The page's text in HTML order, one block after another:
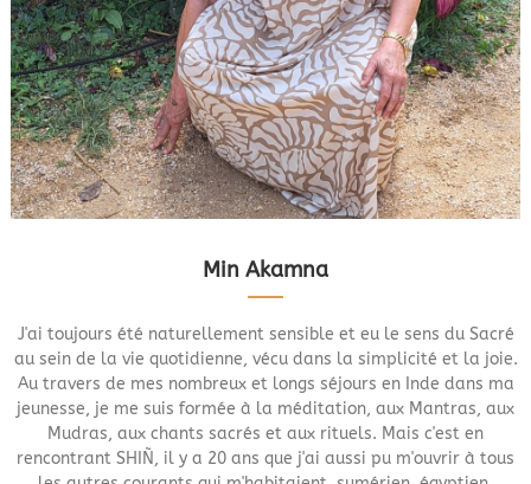
Min Akamna
J'ai toujours été naturellement sensible et eu le sens du Sacré
au sein de la vie quotidienne, vécu dans la simplicité et la joie.
Au travers de mes nombreux et longs séjours en Inde dans ma
jeunesse, je me suis formée à la méditation, aux Mantras, aux
Mudras, aux chants sacrés et aux rituels. Mais c'est en
rencontrant SHIÑ, il y a 20 ans que j'ai aussi pu m'ouvrir à tous